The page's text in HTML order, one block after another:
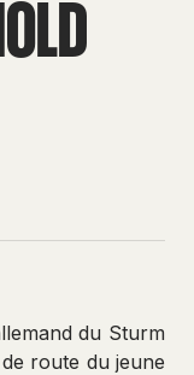
du Sturm
route du jeune